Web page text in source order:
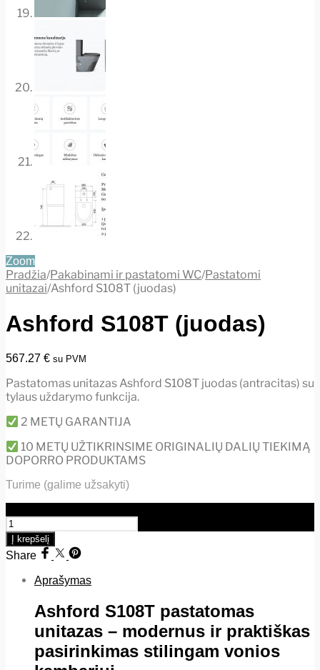
Zoom
Pradžia/Pakabinami ir pastatomi WC/Pastatomi
unitazai/Ashford S108T (juodas)
Ashford S108T (juodas)
567.27 € su PVM
Pastatomas unitazas Ashford S108T juodas (antracitas) su
tylaus uždarymo funkcija.
2 METŲ GARANTIJA
10 METŲ UŽTIKRINSIME ORIGINALIŲ DALIŲ TIEKIMĄ
DOPORRO PRODUKTAMS
Turime (galime užsakyti)
Į krepšelį
Share
Aprašymas
Ashford S108T pastatomas
unitazas – modernus ir praktiškas
pasirinkimas stilingam vonios